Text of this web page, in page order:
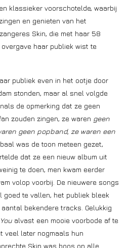
klassieker voorschotelde, waarbij
en genieten van het
Skin, die met haar 58
haar publiek wist te
publiek even in het ootje door
stonden, maar al snel volgde
de opmerking dat ze geen
zouden zingen, ze waren geen
geen popband, ze waren een
was de toon meteen gezet,
dat ze een nieuw album uit
te doen, men kwam eerder
volop voorbij. De nieuwere songs
goed te vallen, het publiek bleek
bekendere tracks. Gelukkig
alvast een mooie voorbode af te
veel later nogmaals hun
Skin was boos op alle